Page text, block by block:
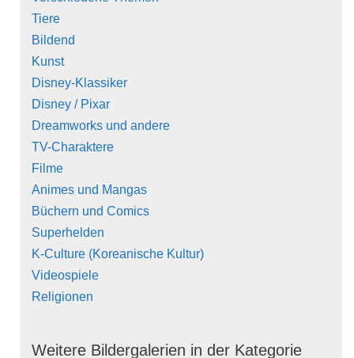
Tiere
Bildend
Kunst
Disney-Klassiker
Disney / Pixar
Dreamworks und andere
TV-Charaktere
Filme
Animes und Mangas
Büchern und Comics
Superhelden
K-Culture (Koreanische Kultur)
Videospiele
Religionen
Weitere Bildergalerien in der Kategorie